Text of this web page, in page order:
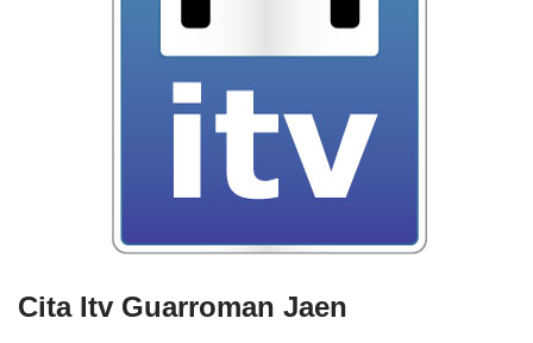
Cita Itv Guarroman Jaen